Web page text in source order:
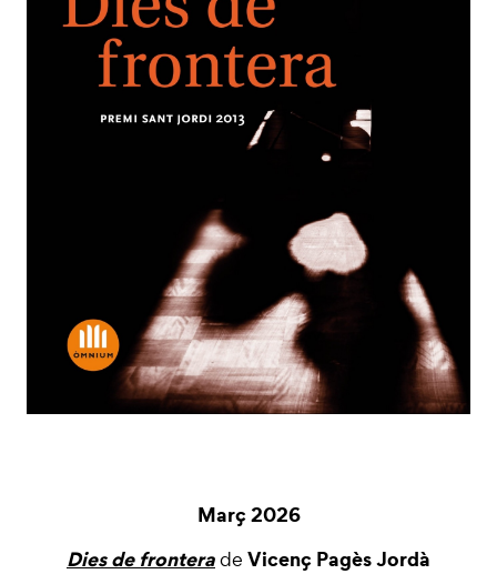
Març 2026
Dies de fronterade Vicenç Pagès Jordà